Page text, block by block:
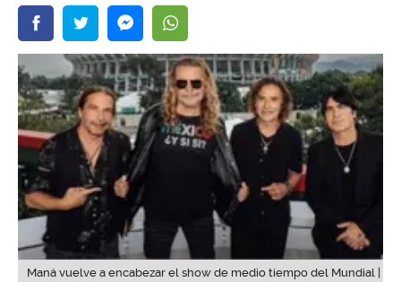
Maná vuelve a encabezar el show de medio tiempo del Mundial |